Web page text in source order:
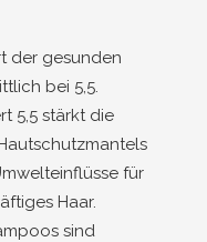
der gesunden
bei 5,5.
5,5 stärkt die
für
Haar.
sind